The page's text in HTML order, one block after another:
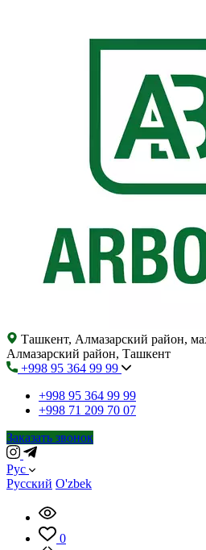
Ташкент, Алмазарский район,
Алмазарский район, Ташкент
+998 95 364 99 99
+998 95 364 99 99
+998 71 209 70 07
Заказать звонок
Рус
Русский O'zbek
0